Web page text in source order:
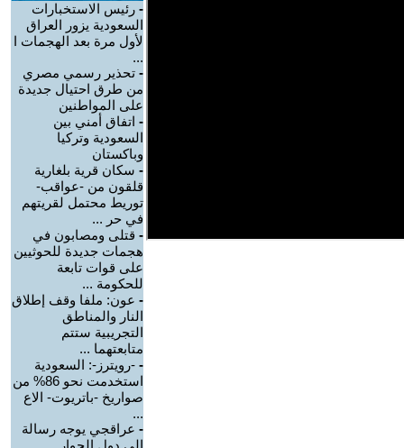
- رئيس الاستخبارات
السعودية يزور العراق
لأول مرة بعد الهجمات ا
...
- تحذير رسمي مصري
من طرق احتيال جديدة
على المواطنين
- اتفاق أمني بين
السعودية وتركيا
وباكستان
- سكان قرية بلغارية
قلقون من -عواقب-
توريط محتمل لقريتهم
في حر ...
- قتلى ومصابون في
هجمات جديدة للحوثيين
على قوات تابعة
للحكومة ...
- عون: ملفا وقف إطلاق
النار والمناطق
التجريبية ستتم
متابعتهما ...
- -رويترز-: السعودية
استخدمت نحو 86% من
صواريخ -باتريوت- الاع
...
- عراقجي يوجه رسالة
إلى دول الجوار